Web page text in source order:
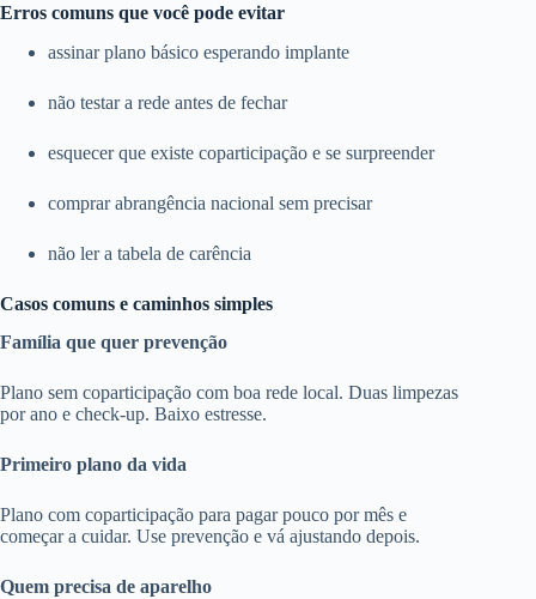
Erros comuns que você pode evitar
assinar plano básico esperando implante
não testar a rede antes de fechar
esquecer que existe coparticipação e se surpreender
comprar abrangência nacional sem precisar
não ler a tabela de carência
Casos comuns e caminhos simples
Família que quer prevenção
Plano sem coparticipação com boa rede local. Duas limpezas
por ano e check-up. Baixo estresse.
Primeiro plano da vida
Plano com coparticipação para pagar pouco por mês e
começar a cuidar. Use prevenção e vá ajustando depois.
Quem precisa de aparelho